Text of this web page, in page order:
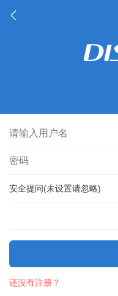
安全提问(未设置请忽略)
还没有注册？